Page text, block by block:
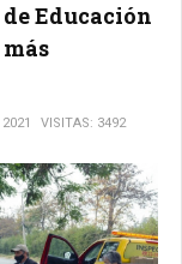
Educación
VISITAS: 3492